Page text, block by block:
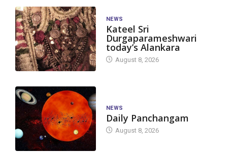
NEWS
Kateel Sri
Durgaparameshwari
today’s Alankara
August 8, 2026
NEWS
Daily Panchangam
August 8, 2026